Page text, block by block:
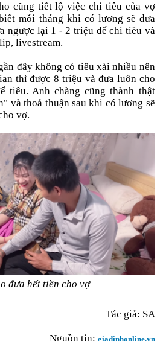
cũng tiết lộ việc chi tiêu của vợ
mỗi tháng khi có lương sẽ đưa
ngược lại 1 - 2 triệu để chi tiêu và
livestream.
đây không có tiêu xài nhiều nên
thì được 8 triệu và đưa luôn cho
tiêu. Anh chàng cũng thành thật
và thoả thuận sau khi có lương sẽ
vợ.
đưa hết tiền cho vợ
Tác giả: SA
Nguồn tin: giadinhonline.vn